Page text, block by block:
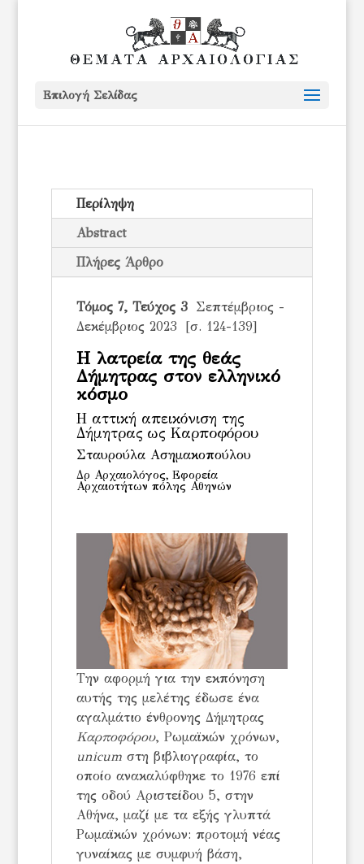
Επιλογή Σελίδας
Περίληψη
Abstract
Πλήρες Άρθρο
Τόμος 7, Τεύχος 3Σεπτέμβριος -
Δεκέμβριος 2023 [σ. 124-139]
Η λατρεία της θεάς
Δήμητρας στον ελληνικό
κόσμο
Η αττική απεικόνιση της
Δήμητρας ως Καρποφόρου
Σταυρούλα Ασημακοπούλου
Δρ Αρχαιολόγος, Εφορεία
Αρχαιοτήτων πόλης Αθηνών
Την αφορμή για την εκπόνηση
αυτής της μελέτης έδωσε ένα
αγαλμάτιο ένθρονης Δήμητρας
Καρποφόρου, Ρωμαϊκών χρόνων,
unicumστη βιβλιογραφία, το
οποίο ανακαλύφθηκε το 1976 επί
της οδού Αριστείδου 5, στην
Αθήνα, μαζί με τα εξής γλυπτά
Ρωμαϊκών χρόνων: προτομή νέας
γυναίκας με συμφυή βάση,